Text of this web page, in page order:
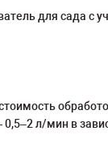
для сада с
л/мин в